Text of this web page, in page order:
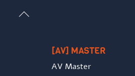
Back
[AV] MASTER
AV Master